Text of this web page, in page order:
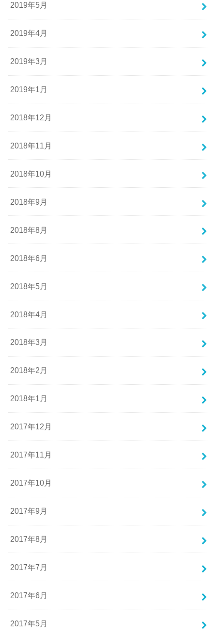
2019年5月
2019年4月
2019年3月
2019年1月
2018年12月
2018年11月
2018年10月
2018年9月
2018年8月
2018年6月
2018年5月
2018年4月
2018年3月
2018年2月
2018年1月
2017年12月
2017年11月
2017年10月
2017年9月
2017年8月
2017年7月
2017年6月
2017年5月